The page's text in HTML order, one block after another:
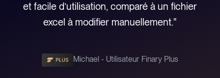
et facile d’utilisation, comparé à un fichier
excel à modifier manuellement."
Michael - Utilisateur Finary Plus